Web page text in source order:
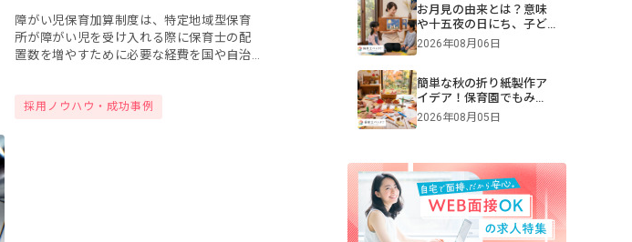
障がい児保育加算制度は、特定地域型保育
所が障がい児を受け入れる際に保育士の配
置数を増やすために必要な経費を国や自治
があるかも...
採用ノウハウ・成功事例
お月見の由来とは？意味
や十五夜の日にち、子ど
もへの伝え方【2026年最
2026年08月06日
簡単な秋の折り紙製作ア
イデア！保育園でもみ
じ・きのこ・トンボを作
2026年08月05日